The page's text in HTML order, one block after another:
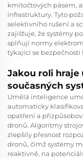
kmitočtových pásem,
infrastruktury. Tyto
selektivního rušení a
zajišťuje, že systémy
splňují normy
týkající se bezpečnosti
Jakou roli hraje
současných
Umělá inteligence
automaticky
opatření a
dronů. Algoritmy
zlepšily přesnost
dronů, čímž systémy
reaktivně, na